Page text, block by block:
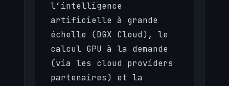
l’intelligence
artificielle à grande
échelle (DGX Cloud), le
calcul GPU à la demande
(via les cloud providers
partenaires) et la